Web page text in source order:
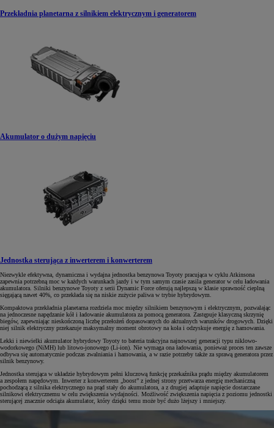
Przekładnia planetarna z silnikiem elektrycznym i generatorem
Akumulator o dużym napięciu
Jednostka sterująca z inwerterem i konwerterem
Niezwykle efektywna, dynamiczna i wydajna jednostka benzynowa Toyoty pracująca w cyklu Atkinsona
zapewnia potrzebną moc w każdych warunkach jazdy i w tym samym czasie zasila generator w celu ładowania
akumulatora. Silniki benzynowe Toyoty z serii Dynamic Force oferują najlepszą w klasie sprawność cieplną
sięgającą nawet 40%, co przekłada się na niskie zużycie paliwa w trybie hybrydowym.
Kompaktowa przekładnia planetarna rozdziela moc między silnikiem benzynowym i elektrycznym, pozwalając
na jednoczesne napędzanie kół i ładowanie akumulatora za pomocą generatora. Zastępuje klasyczną skrzynię
biegów, zapewniając nieskończoną liczbę przełożeń dopasowanych do aktualnych warunków drogowych. Dzięki
niej silnik elektryczny przekazuje maksymalny moment obrotowy na koła i odzyskuje energię z hamowania.
Lekki i niewielki akumulator hybrydowy Toyoty to bateria trakcyjna najnowszej generacji typu niklowo-
wodorkowego (NiMH) lub litowo-jonowego (Li-ion). Nie wymaga ona ładowania, ponieważ proces ten zawsze
odbywa się automatycznie podczas zwalniania i hamowania, a w razie potrzeby także za sprawą generatora przez
silnik benzynowy.
Jednostka sterująca w układzie hybrydowym pełni kluczową funkcję przekaźnika prądu między akumulatorem
a zespołem napędowym. Inwerter z konwerterem „boost” z jednej strony przetwarza energię mechaniczną
pochodzącą z silnika elektrycznego na prąd stały do akumulatora, a z drugiej adaptuje napięcie dostarczane
silnikowi elektrycznemu w celu zwiększenia wydajności. Możliwość zwiększenia napięcia z poziomu jednostki
sterującej znacznie odciąża akumulator, który dzięki temu może być dużo lżejszy i mniejszy.